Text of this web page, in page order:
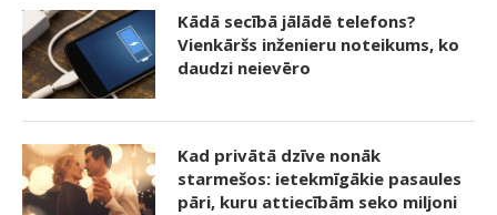
Kādā secībā jālādē telefons?
Vienkāršs inženieru noteikums, ko
daudzi neievēro
Kad privātā dzīve nonāk
starmešos: ietekmīgākie pasaules
pāri, kuru attiecībām seko miljoni